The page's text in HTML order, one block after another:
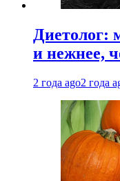
Диетолог:
и нежнее,
2 года ago2 года